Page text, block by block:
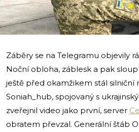
Záběry se na Telegramu objevily
Noční obloha, záblesk a pak
ještě před okamžikem stál silniční
Soniah_hub, spojovaný s
zveřejnil video jako první, server
obratem převzal. Generální štáb